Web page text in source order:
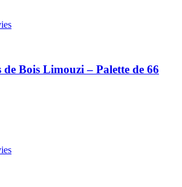
de Bois Limouzi – Palette de 66